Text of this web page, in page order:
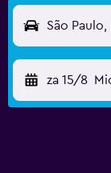
São
za 15/8